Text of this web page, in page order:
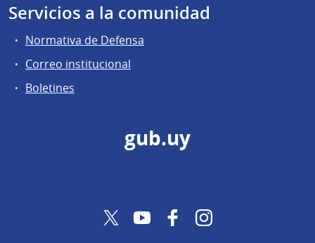
Servicios a la comunidad
Normativa de Defensa
Correo institucional
Boletines
gub.uy
TwitterYouTubeFacebookInstagram